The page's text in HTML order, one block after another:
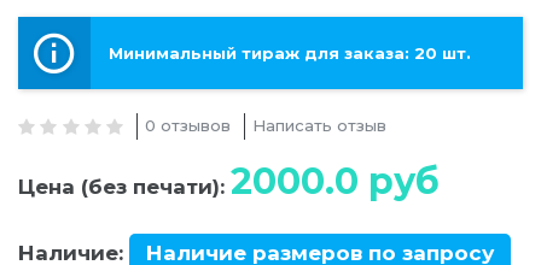
Минимальный тираж для заказа: 20 шт.
0 отзывов Написать отзыв
Цена (без печати): 2000.0 руб
Наличие: Наличие размеров по запросу